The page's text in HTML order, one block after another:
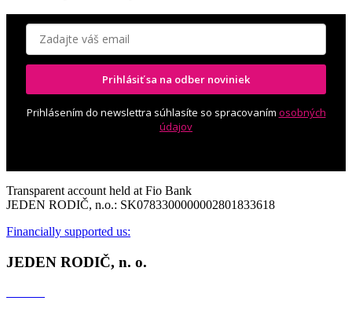
Prihlásiť sa na odber noviniek
Prihlásením do newslettra súhlasíte so spracovaním osobných
údajov
Transparent account held at Fio Bank
JEDEN RODIČ, n.o.: SK0783300000002801833618
Financially supported us:
JEDEN RODIČ, n. o.